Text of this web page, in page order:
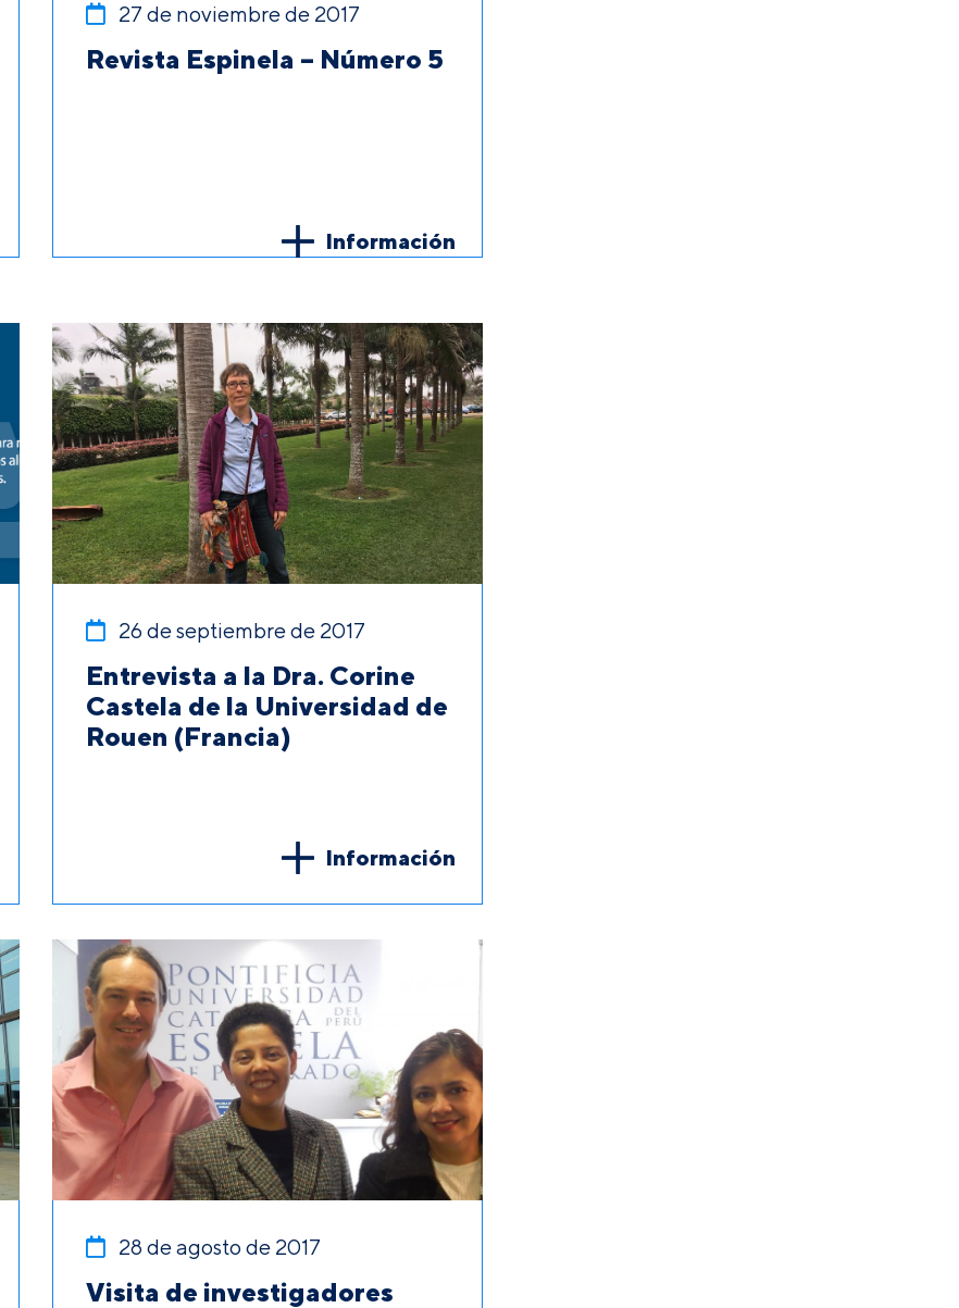
27 de noviembre de 2017
Revista Espinela – Número 5
Información
26 de septiembre de 2017
Entrevista a la Dra. Corine
Castela de la Universidad de
Rouen (Francia)
Información
28 de agosto de 2017
Visita de investigadores